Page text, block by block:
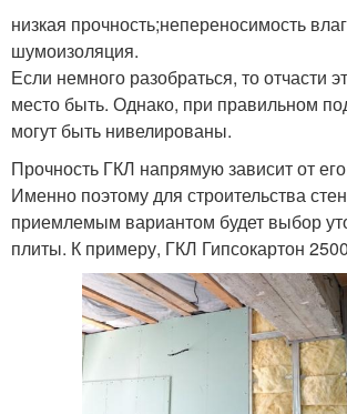
низкая прочность;непереносимость
шумоизоляция.
Если немного разобраться, то отчасти
место быть. Однако, при правильном
могут быть нивелированы.
Прочность ГКЛ напрямую зависит от
Именно поэтому для строительства
приемлемым вариантом будет выбор
плиты. К примеру, ГКЛ Гипсокартон